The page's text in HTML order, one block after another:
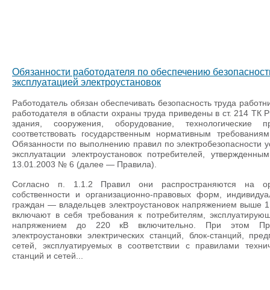
Обязанности работодателя по обеспечению
эксплуатацией электроустановок
Работодатель обязан обеспечивать безопасность труда
работодателя в области охраны труда приведены в ст. 214 ТК
здания, сооружения, оборудование,
соответствовать государственным нормативным
Обязанности по выполнению правил по электробезопасности
эксплуатации электроустановок потребителей,
13.01.2003 № 6 (далее — Правила).
Согласно п. 1.1.2 Правил они распространяются на
собственности и организационно-правовых форм,
граждан — владельцев электроустановок напряжением
включают в себя требования к потребителям,
напряжением до 220 кВ включительно. При этом
электроустановки электрических станций, блок-станций,
сетей, эксплуатируемых в соответствии с правилами
станций и сетей...